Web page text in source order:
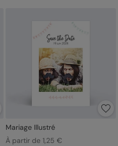
Mariage Illustré
À partir de 1,25 €